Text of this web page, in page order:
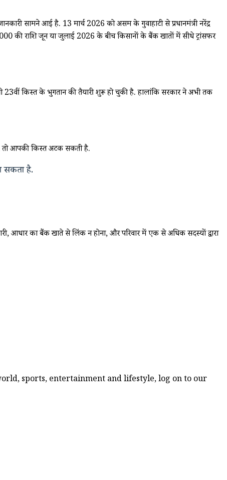
सामने आई है. 13 मार्च 2026 को असम के गुवाहाटी से प्रधानमंत्री नरेंद्र
की राशि जून या जुलाई 2026 के बीच किसानों के बैंक खातों में सीधे ट्रांसफर
किस्त के भुगतान की तैयारी शुरू हो चुकी है. हालांकि सरकार ने अभी तक
आपकी किस्त अटक सकती है.
सकता है.
आधार का बैंक खाते से लिंक न होना, और परिवार में एक से अधिक सदस्यों द्वारा
sports, entertainment and lifestyle, log on to our